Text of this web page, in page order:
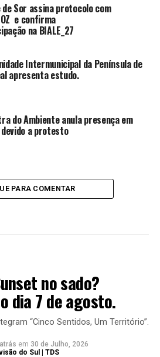
de Sor assina protocolo com
e confirma
na BIALE_27
Intermunicipal da Península de
apresenta estudo.
do Ambiente anula presença em
devido a protesto
PARA COMENTAR
no sado?
dia 7 de agosto.
“Cinco Sentidos, Um Território”.
em 30 de Julho, 2026
do Sul | TDS